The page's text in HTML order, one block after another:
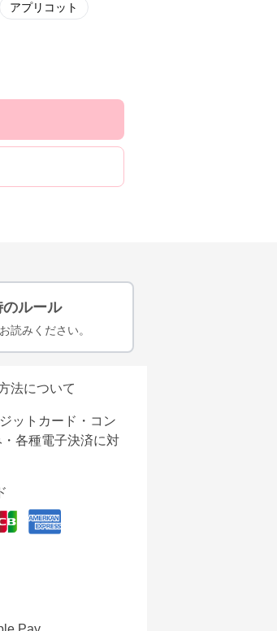
アプリコット
のルール
読みください。
法について
ットカード・コン
各種電子決済に対